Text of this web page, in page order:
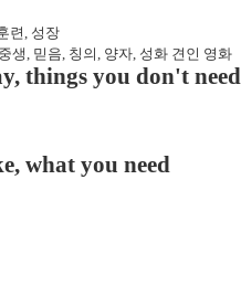
련 성장
중생 믿음 칭의 양자 성화 견인 영화
things you don't need
what you need